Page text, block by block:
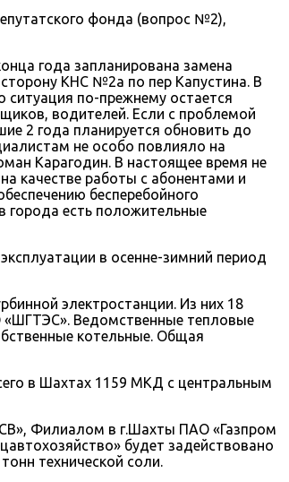
фонда (вопрос №2),
года запланирована замена
КНС №2а по пер Капустина. В
по-прежнему остается
водителей. Если с проблемой
2 года планируется обновить до
не особо повлияло на
Карагодин. В настоящее время не
качестве работы с абонентами и
бесперебойного
города есть положительные
в осенне-зимний период
электростанции. Из них 18
Ведомственные тепловые
котельные. Общая
в Шахтах 1159 МКД с центральным
Филиалом в г.Шахты ПАО «Газпром
будет задействовано
технической соли.